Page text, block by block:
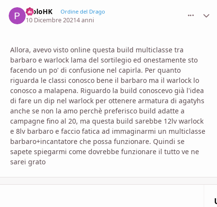
PioloHK Ordine del Drago
10 Dicembre 20214 anni
Allora, avevo visto online questa build multiclasse tra
barbaro e warlock lama del sortilegio ed onestamente sto
facendo un po' di confusione nel capirla. Per quanto
riguarda le classi conosco bene il barbaro ma il warlock lo
conosco a malapena. Riguardo la build conoscevo già l'idea
di fare un dip nel warlock per ottenere armatura di agatyhs
anche se non la amo perchè preferisco build adatte a
campagne fino al 20, ma questa build sarebbe 12lv warlock
e 8lv barbaro e faccio fatica ad immaginarmi un multiclasse
barbaro+incantatore che possa funzionare. Quindi se
sapete spiegarmi come dovrebbe funzionare il tutto ve ne
sarei grato